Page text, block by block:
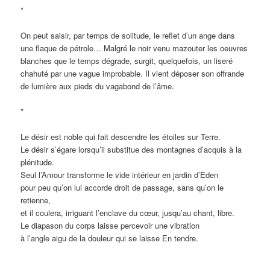
*
On peut saisir, par temps de solitude, le reflet d’un ange dans
une flaque de pétrole… Malgré le noir venu mazouter les oeuvres
blanches que le temps dégrade, surgit, quelquefois, un liseré
chahuté par une vague improbable. Il vient déposer son offrande
de lumière aux pieds du vagabond de l’âme.
*
Le désir est noble qui fait descendre les étoiles sur Terre.
Le désir s’égare lorsqu’il substitue des montagnes d’acquis à la
plénitude.
Seul l’Amour transforme le vide intérieur en jardin d’Eden
pour peu qu’on lui accorde droit de passage, sans qu’on le
retienne,
et il coulera, irriguant l’enclave du cœur, jusqu’au chant, libre.
Le diapason du corps laisse percevoir une vibration
à l’angle aigu de la douleur qui se laisse En tendre.